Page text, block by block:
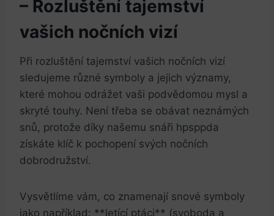
– Rozluštění tajemství
vašich nočních vizí
Při rozluštění tajemství vašich nočních vizí
sledujeme různé symboly a jejich významy,
které mohou odrážet vaši podvědomou mysl a
skryté touhy. Není třeba se obávat neznámých
snů, protože díky našemu snáři hpsppda
získáte klíč k pochopení svých nočních
dobrodružství.
Vysvětlíme vám, co znamenají snové symboly
jako například: **letící ptáci** (svoboda a